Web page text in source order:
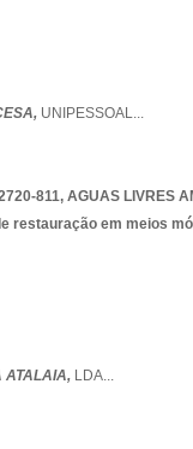
UNIPESSOAL...
811, AGUAS LIVRES
restauração em meios
ATALAIA, LDA...